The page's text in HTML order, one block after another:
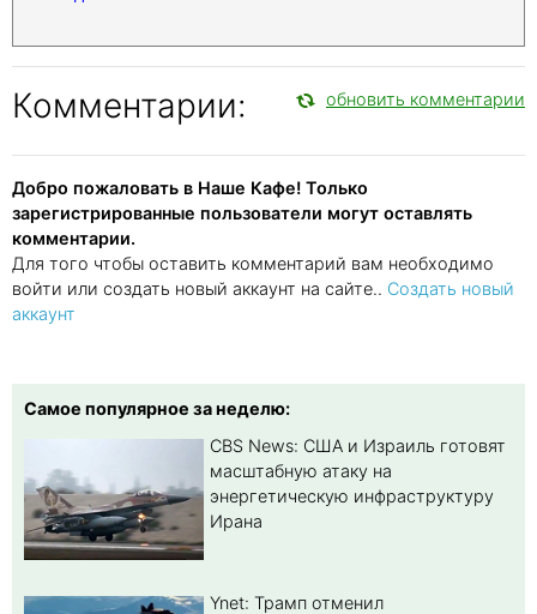
Комментарии: обновить комментарии
Добро пожаловать в Наше Кафе! Только
зарегистрированные пользователи могут оставлять
комментарии.
Для того чтобы оставить комментарий вам необходимо
войти или создать новый аккаунт на сайте.. Создать новый
аккаунт
Самое популярное за неделю:
CBS News: США и Израиль готовят
масштабную атаку на
энергетическую инфраструктуру
Ирана
Ynet: Трамп отменил